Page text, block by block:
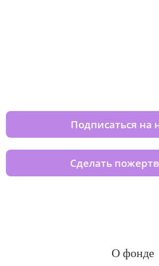
Подписаться на
Сделать
О фонде